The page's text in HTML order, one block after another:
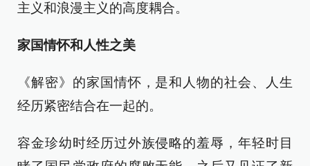
主义和浪漫主义的高度耦合。
家国情怀和人性之美
《解密》的家国情怀，是和人物的社会、人生
经历紧密结合在一起的。
容金珍幼时经历过外族侵略的羞辱，年轻时目